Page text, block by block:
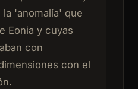
la 'anomalía' que
Eonia y cuyas
con
con el